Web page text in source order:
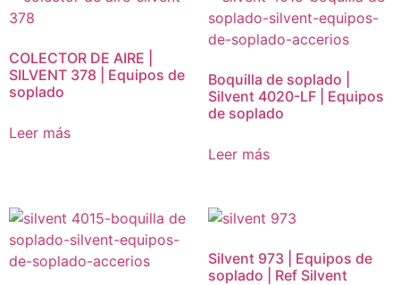
COLECTOR DE AIRE |
SILVENT 378 | Equipos de
soplado
Leer más
Boquilla de soplado |
Silvent 4020-LF | Equipos
de soplado
Leer más
Silvent 973 | Equipos de
soplado | Ref Silvent